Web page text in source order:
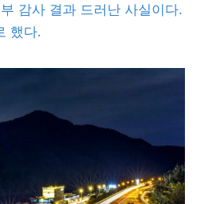
감사 결과 드러난 사실이다.
했다.